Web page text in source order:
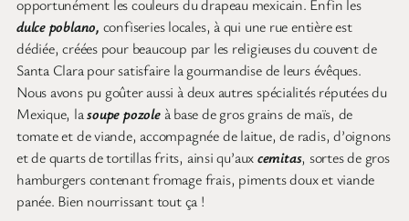
opportunément les couleurs du drapeau mexicain. Enfin les
dulce poblano, confiseries locales, à qui une rue entière est
dédiée, créées pour beaucoup par les religieuses du couvent de
Santa Clara pour satisfaire la gourmandise de leurs évêques.
Nous avons pu goûter aussi à deux autres spécialités réputées du
Mexique, lasoupe pozoleà base de gros grains de maïs, de
tomate et de viande, accompagnée de laitue, de radis, d’oignons
et de quarts de tortillas frits, ainsi qu’auxcemitas, sortes de gros
hamburgers contenant fromage frais, piments doux et viande
panée. Bien nourrissant tout ça !